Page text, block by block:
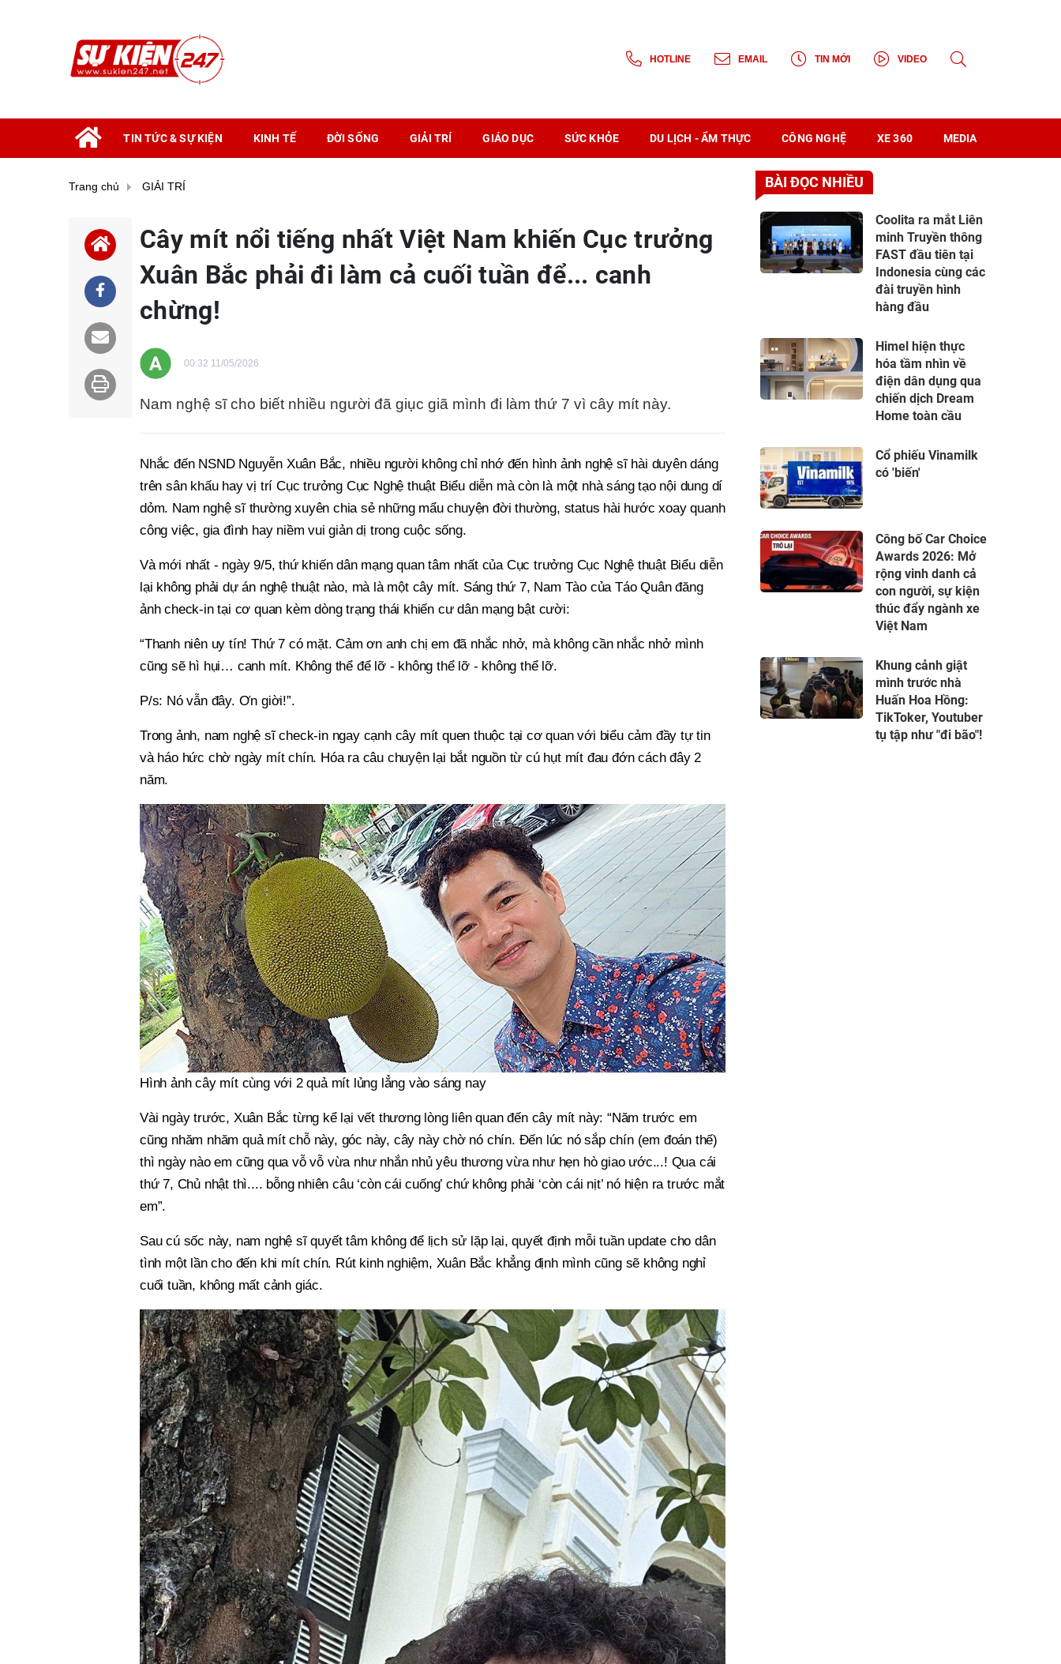
HOTLINE EMAIL TIN MỚI VIDEO
TIN TỨC & SỰ KIỆN KINH TẾ ĐỜI SỐNG GIẢI TRÍ GIÁO DỤC SỨC KHỎE DU LỊCH - ẨM THỰC CÔNG NGHỆ XE 360 MEDIA
Trang chủ GIẢI TRÍ
Cây mít nổi tiếng nhất Việt Nam khiến Cục trưởng
Xuân Bắc phải đi làm cả cuối tuần để... canh
chừng!
00:32 11/05/2026
Nam nghệ sĩ cho biết nhiều người đã giục giã mình đi làm thứ 7 vì cây mít này.
Nhắc đến NSND Nguyễn Xuân Bắc, nhiều người không chỉ nhớ đến hình ảnh nghệ sĩ hài duyên dáng
trên sân khấu hay vị trí Cục trưởng Cục Nghệ thuật Biểu diễn mà còn là một nhà sáng tạo nội dung dí
dỏm. Nam nghệ sĩ thường xuyên chia sẻ những mẩu chuyện đời thường, status hài hước xoay quanh
công việc, gia đình hay niềm vui giản dị trong cuộc sống.
Và mới nhất - ngày 9/5, thứ khiến dân mạng quan tâm nhất của Cục trưởng Cục Nghệ thuật Biểu diễn
lại không phải dự án nghệ thuật nào, mà là một cây mít. Sáng thứ 7, Nam Tào của Táo Quân đăng
ảnh check-in tại cơ quan kèm dòng trạng thái khiến cư dân mạng bật cười:
“Thanh niên uy tín! Thứ 7 có mặt. Cảm ơn anh chị em đã nhắc nhở, mà không cần nhắc nhở mình
cũng sẽ hì hụi… canh mít. Không thể để lỡ - không thể lỡ - không thể lỡ.
P/s: Nó vẫn đây. Ơn giời!”.
Trong ảnh, nam nghệ sĩ check-in ngay cạnh cây mít quen thuộc tại cơ quan với biểu cảm đầy tự tin
và háo hức chờ ngày mít chín. Hóa ra câu chuyện lại bắt nguồn từ cú hụt mít đau đớn cách đây 2
năm.
Hình ảnh cây mít cùng với 2 quả mít lủng lẳng vào sáng nay
Vài ngày trước, Xuân Bắc từng kể lại vết thương lòng liên quan đến cây mít này: “Năm trước em
cũng nhăm nhăm quả mít chỗ này, góc này, cây này chờ nó chín. Đến lúc nó sắp chín (em đoán thế)
thì ngày nào em cũng qua vỗ vỗ vừa như nhắn nhủ yêu thương vừa như hẹn hò giao ước...! Qua cái
thứ 7, Chủ nhật thì.... bỗng nhiên câu ‘còn cái cuống’ chứ không phải ‘còn cái nịt’ nó hiện ra trước mắt
em”.
Sau cú sốc này, nam nghệ sĩ quyết tâm không để lịch sử lặp lại, quyết định mỗi tuần update cho dân
tình một lần cho đến khi mít chín. Rút kinh nghiệm, Xuân Bắc khẳng định mình cũng sẽ không nghỉ
cuối tuần, không mất cảnh giác.
BÀI ĐỌC NHIỀU
Coolita ra mắt Liên
minh Truyền thông
FAST đầu tiên tại
Indonesia cùng các
đài truyền hình
hàng đầu
Himel hiện thực
hóa tầm nhìn về
điện dân dụng qua
chiến dịch Dream
Home toàn cầu
Cổ phiếu Vinamilk
có 'biến'
Công bố Car Choice
Awards 2026: Mở
rộng vinh danh cả
con người, sự kiện
thúc đẩy ngành xe
Việt Nam
Khung cảnh giật
mình trước nhà
Huấn Hoa Hồng:
TikToker, Youtuber
tụ tập như "đi bão"!